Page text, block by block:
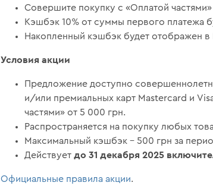
Совершите покупку с «Оплатой
Кэшбэк 10% от суммы первого платежа
Накопленный кэшбэк будет отображен в
Условия акции
Предложение доступно
и/или премиальных карт Mastercard и
частями» от 5 000 грн.
Распространяется на покупку любых
Максимальный кэшбэк – 500 грн за
Действуетдо 31 декабря 2025
Официальные правила акции.